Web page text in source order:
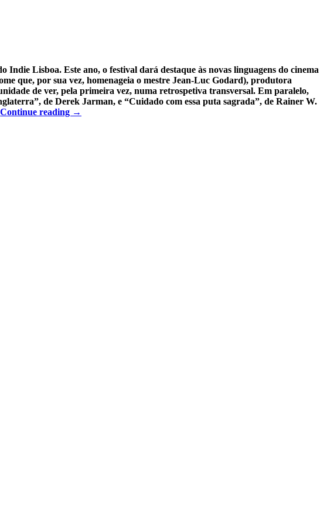
Lisboa. Este ano, o festival dará destaque às novas linguagens do cinema
que, por sua vez, homenageia o mestre Jean-Luc Godard), produtora
de ver, pela primeira vez, numa retrospetiva transversal. Em paralelo,
de Derek Jarman, e “Cuidado com essa puta sagrada”, de Rainer W.
Continue reading →